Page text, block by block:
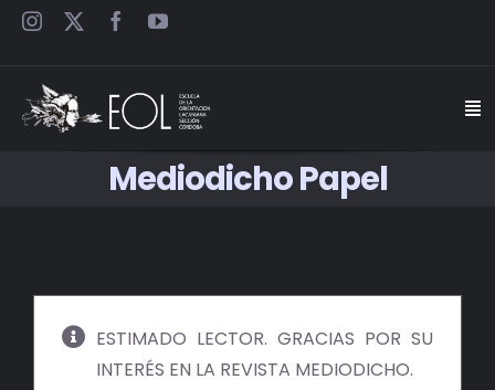
Saltar
JORNADAS
Mediodicho Papel
ESTIMADO LECTOR. GRACIAS POR SU
INTERÉS EN LA REVISTA MEDIODICHO.